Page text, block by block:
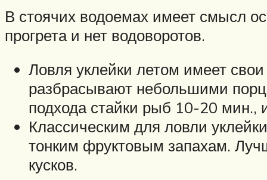
В стоячих водоемах имеет смысл
прогрета и нет водоворотов.
Ловля уклейки летом имеет
разбрасывают небольшими
подхода стайки рыб 10-20 мин.,
Классическим для ловли
тонким фруктовым запахам.
кусков.